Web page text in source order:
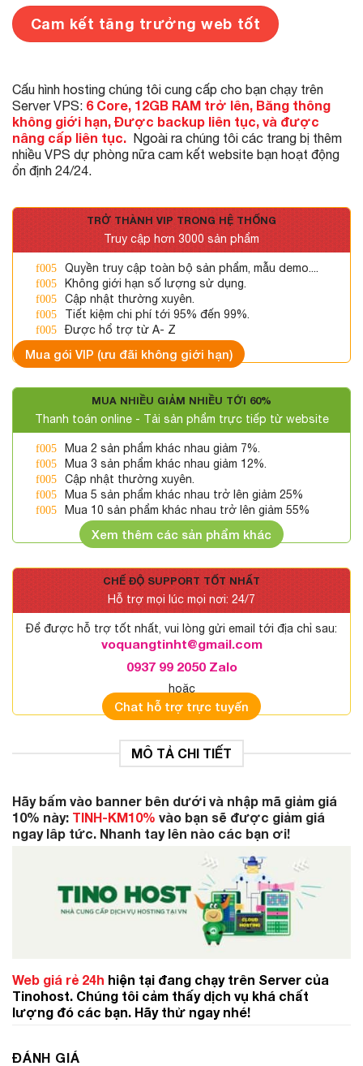
Cam kết tăng trưởng web tốt
Cấu hình hosting chúng tôi cung cấp cho bạn chạy trên
Server VPS: 6 Core, 12GB RAM trở lên, Băng thông
không giới hạn, Được backup liên tục, và được
nâng cấp liên tục. Ngoài ra chúng tôi các trang bị thêm
nhiều VPS dự phòng nữa cam kết website bạn hoạt động
ổn định 24/24.
TRỞ THÀNH VIP TRONG HỆ THỐNG
Truy cập hơn 3000 sản phẩm
Quyền truy cập toàn bộ sản phẩm, mẫu demo....
Không giới hạn số lượng sử dụng.
Cập nhật thường xuyên.
Tiết kiệm chi phí tới 95% đến 99%.
Được hổ trợ từ A- Z
Mua gói VIP (ưu đãi không giới hạn)
MUA NHIỀU GIẢM NHIỀU TỚI 60%
Thanh toán online - Tải sản phẩm trực tiếp từ website
Mua 2 sản phẩm khác nhau giảm 7%.
Mua 3 sản phẩm khác nhau giảm 12%.
Cập nhật thường xuyên.
Mua 5 sản phẩm khác nhau trở lên giảm 25%
Mua 10 sản phẩm khác nhau trở lên giảm 55%
Xem thêm các sản phẩm khác
CHẾ ĐỘ SUPPORT TỐT NHẤT
Hỗ trợ mọi lúc mọi nơi: 24/7
Để được hỗ trợ tốt nhất, vui lòng gửi email tới địa chỉ sau:
voquangtinht@gmail.com
0937 99 2050 Zalo
hoặc
Chat hỗ trợ trực tuyến
MÔ TẢ CHI TIẾT
Hãy bấm vào banner bên dưới và nhập mã giảm giá
10% này: TINH-KM10% vào bạn sẽ được giảm giá
ngay lâp tức. Nhanh tay lên nào các bạn ơi!
Web giá rẻ 24h hiện tại đang chạy trên Server của
Tinohost. Chúng tôi cảm thấy dịch vụ khá chất
lượng đó các bạn. Hãy thử ngay nhé!
ĐÁNH GIÁ